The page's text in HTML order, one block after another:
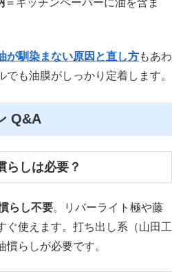
＝キッチンペーパーに油を含ま
が馴染まない原因と直し方もあわ
も油膜がしっかり定着します。
Q&A
らしは必要？
らし不要。リバーライト極や藤
ぐ使えます。打ち出し系（山田工
らしが必要です。